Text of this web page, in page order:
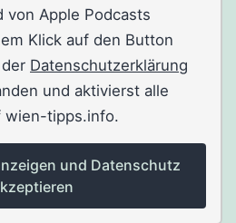
von Apple Podcasts
Klick auf den Button
Datenschutzerklärung
und aktivierst alle
wien-tipps.info.
und Datenschutz